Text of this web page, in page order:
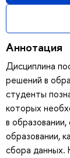
Аннотация
Дисциплина
решений в
студенты
которых
в
образовании,
сбора данных.